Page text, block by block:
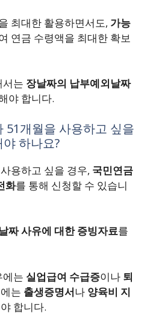
최대한 활용하면서도, 가능
연금 수령액을 최대한 확보
서는 장날짜의 납부예외날짜
야 합니다.
51개월을 사용하고 싶을
하나요?
용하고 싶을 경우, 국민연금
화를 통해 신청할 수 있습니
짜 사유에 대한 증빙자료를
에는 실업급여 수급증이나 퇴
는 출생증명서나 양육비 지
합니다.